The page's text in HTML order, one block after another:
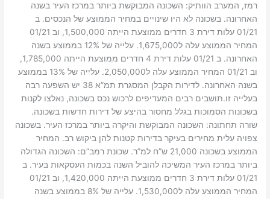
רמז, המערב הוותיק: השכונה המבוקשת ביותר במרכז העיר בשנה
האחרונה. בשכונה לא היו שינויים במחיר הממוצע של הנכסים. ב
01/21 עלות דירת 3 חדרים ממוצעת הייתה 1,500,000, וב 01/21
המחיר הממוצע עלה ל1,675,000. עלייה של 12% בממוצע בשנה
האחרונה. ב 01/21 עלות דירת 4 חדרים ממוצעת הייתה 1,785,000,
וב 01/21 המחיר הממוצע עלה ל2,050,000. עלייה של 13% בממוצע
בשנה האחרונה. לדירות הקבלן המסגרת תמ”א 38 יש השפעה רבה
בעלייה זו.תושבים רבים המעדיפים לרכוש נכס בשכונה, נאלצו לקנות
בשכונות הסמוכות בגלל מחסור בהיצע של דירות חדשות בשכונה.
שורה תחתונה: השכונה המבוקשת והיקרה ביותר במרכז העיר. בשכונה
צפויה עלית מחירים בעיקר בדירות קטנות להן ביקוש רב. המחיר
הממוצע בשכונה 21,000 ש”ח למ”ר. שכונת רמב”ם: השכונה הגדולה
ביותר במרכז העיר המשיכה להוביל השנה בכמות העסקאות בעיר. ב
01/21 עלות דירת 3 חדרים ממוצעת הייתה 1,420,000, וב 01/21
המחיר הממוצע עלה ל1,530,000. עלייה של 8% בממוצע בשנה